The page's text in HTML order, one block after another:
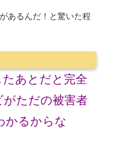
あるんだ！と驚いた程
あとだと完全
がただの被害者
かるからな